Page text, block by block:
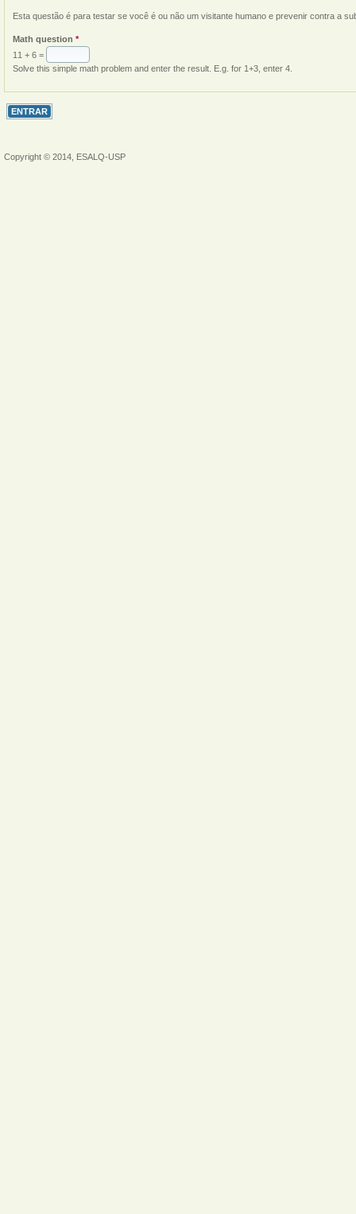
Esta questão é para testar se você é ou não um visitante humano e prevenir contra a
Math question *
11 + 6 =
Solve this simple math problem and enter the result. E.g. for 1+3, enter 4.
Copyright © 2014, ESALQ-USP